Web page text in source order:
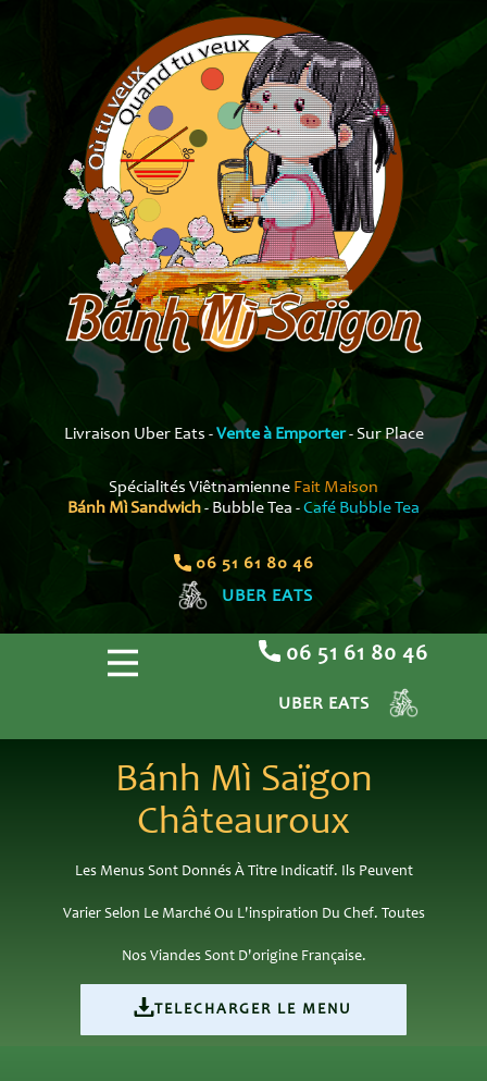
Livraison Uber Eats -Vente à Emporter- ​Sur Place
Spécialités Viêtnamienne Fait Maison
Bánh Mì Sandwich- Bubble Tea -Café Bubble Tea
06 51 61 80 46
UBER EATS
06 51 61 80 46
UBER EATS
Bánh Mì Saïgon
Châteauroux
Les Menus Sont Donnés À Titre Indicatif. Ils Peuvent
Varier Selon Le Marché Ou L'inspiration Du Chef. Toutes
Nos Viandes Sont D'origine Française.
TELECHARGER LE MENU